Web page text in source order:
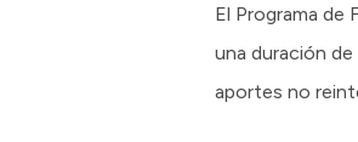
El Programa de
una duración
aportes no